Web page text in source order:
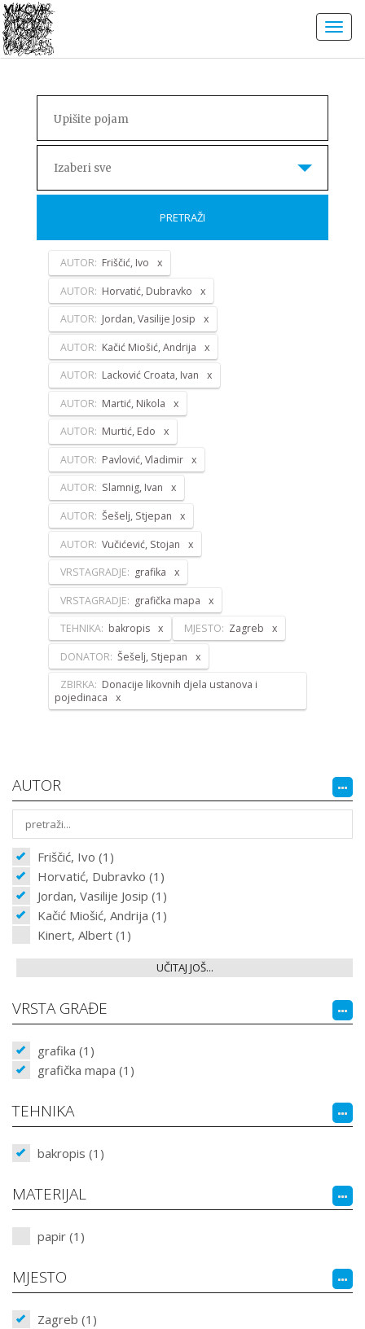
Izaberi sve
PRETRAŽI
AUTOR: Friščić, Ivo
AUTOR: Horvatić, Dubravko
AUTOR: Jordan, Vasilije Josip
AUTOR: Kačić Miošić, Andrija
AUTOR: Lacković Croata, Ivan
AUTOR: Martić, Nikola
AUTOR: Murtić, Edo
AUTOR: Pavlović, Vladimir
AUTOR: Slamnig, Ivan
AUTOR: Šešelj, Stjepan
AUTOR: Vučićević, Stojan
VRSTAGRADJE: grafika
VRSTAGRADJE: grafička mapa
TEHNIKA: bakropis MJESTO: Zagreb
DONATOR: Šešelj, Stjepan
ZBIRKA: Donacije likovnih djela ustanova i
pojedinaca
AUTOR
Friščić, Ivo (1)
Horvatić, Dubravko (1)
Jordan, Vasilije Josip (1)
Kačić Miošić, Andrija (1)
Kinert, Albert (1)
UČITAJ JOŠ...
VRSTA GRAĐE
grafika (1)
grafička mapa (1)
TEHNIKA
bakropis (1)
MATERIJAL
papir (1)
MJESTO
Zagreb (1)